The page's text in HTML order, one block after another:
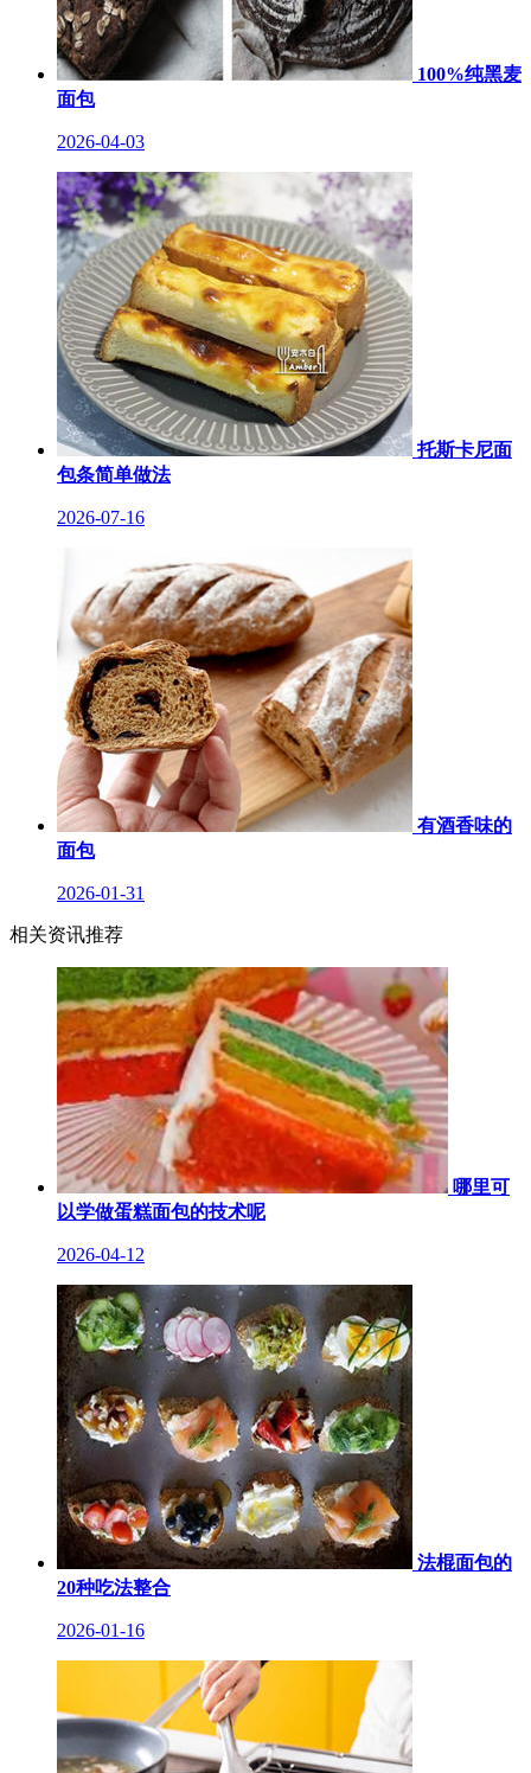
100%纯黑麦
面包
2026-04-03
托斯卡尼面
包条简单做法
2026-07-16
有酒香味的
面包
2026-01-31
相关资讯推荐
哪里可
以学做蛋糕面包的技术呢
2026-04-12
法棍面包的
20种吃法整合
2026-01-16